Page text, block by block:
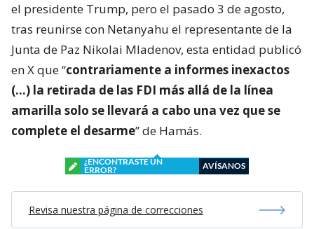
el presidente Trump, pero el pasado 3 de agosto,
tras reunirse con Netanyahu el representante de la
Junta de Paz Nikolai Mladenov, esta entidad publicó
en X que “contrariamente a informes inexactos
(…) la retirada de las FDI más allá de la línea
amarilla solo se llevará a cabo una vez que se
complete el desarme” de Hamás.
¿ENCONTRASTE UN
ERROR?
AVÍSANOS
Revisa nuestra página de correcciones